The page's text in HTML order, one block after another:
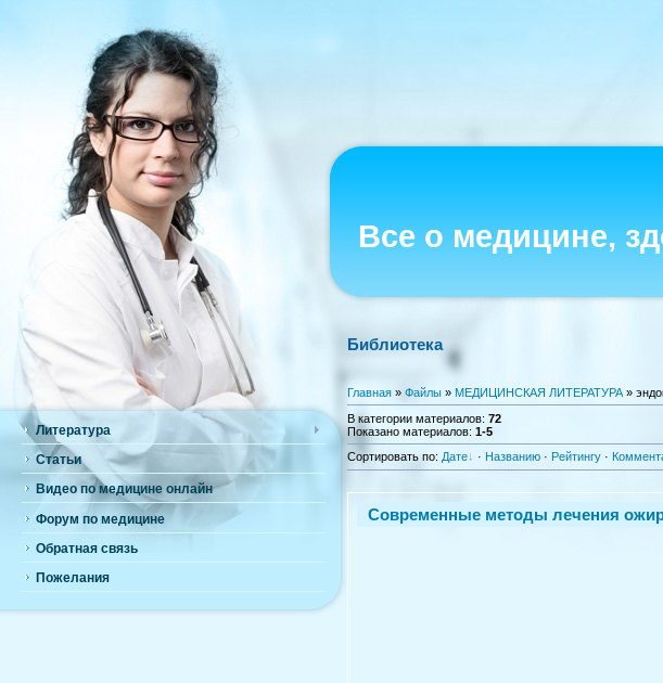
Литература
Статьи
Видео по медицине онлайн
Форум по медицине
Обратная связь
Пожелания
Все о медицине,
Библиотека
Главная » Файлы » МЕДИЦИНСКАЯ ЛИТЕРАТУРА »
В категории материалов: 72
Показано материалов: 1-5
Сортировать по: Дате · Названию · Рейтингу ·
Современные методы лечения